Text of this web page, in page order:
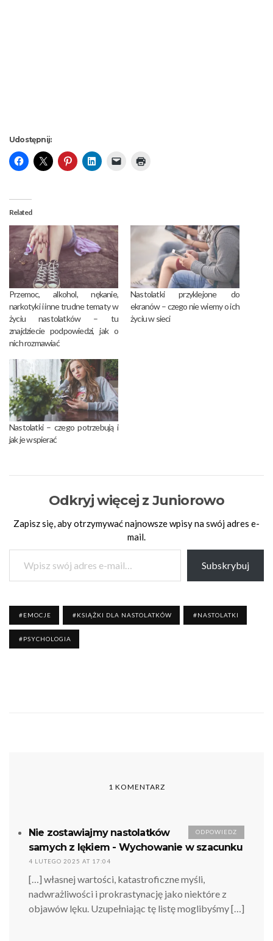
Udostępnij:
Related
Przemoc, alkohol, nękanie,
narkotyki i inne trudne tematy w
życiu nastolatków – tu
znajdziecie podpowiedzi, jak o
nich rozmawiać
Nastolatki przyklejone do
ekranów – czego nie wiemy o ich
życiu w sieci
Nastolatki – czego potrzebują i
jak je wspierać
Odkryj więcej z Juniorowo
Zapisz się, aby otrzymywać najnowsze wpisy na swój adres e-
mail.
Wpisz swój adres e-mail…
Subskrybuj
EMOCJE KSIĄŻKI DLA NASTOLATKÓW NASTOLATKI
PSYCHOLOGIA
1 KOMENTARZ
ODPOWIEDZ
Nie zostawiajmy nastolatków
samych z lękiem - Wychowanie w szacunku
4 LUTEGO 2025 AT 17:04
[…] własnej wartości, katastroficzne myśli,
nadwrażliwości i prokrastynację jako niektóre z
objawów lęku. Uzupełniając tę listę moglibyśmy […]